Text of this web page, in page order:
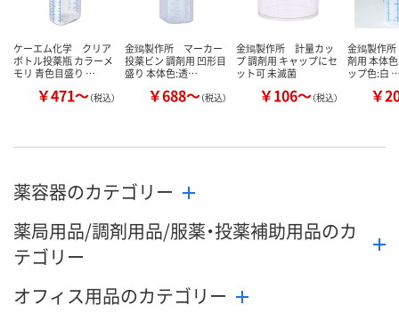
ケーエム化学 クリア
ボトル投薬瓶 カラーメ
モリ 青色目盛り …
￥471～（税込）
金鵄製作所 マーカー
投薬ビン 調剤用 凹形目
盛り 本体色:透…
￥688～（税込）
金鵄製作所 計量カッ
プ 調剤用 キャップにセ
ット可 未滅菌
￥106～（税込）
金鵄製作所
剤用 本体
ップ色:白
￥
薬容器のカテゴリー
薬局用品/調剤用品/服薬・投薬補助用品のカ
テゴリー
オフィス用品のカテゴリー